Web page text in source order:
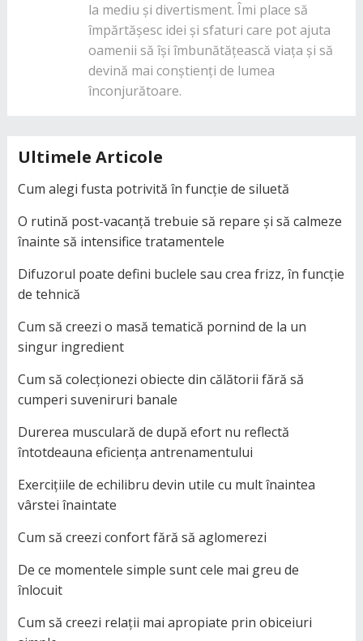
la mediu și divertisment. Îmi place să
împărtășesc idei și sfaturi care pot ajuta
oamenii să își îmbunătățească viața și să
devină mai conștienți de lumea
înconjurătoare.
Ultimele Articole
Cum alegi fusta potrivită în funcție de siluetă
O rutină post-vacanță trebuie să repare și să calmeze
înainte să intensifice tratamentele
Difuzorul poate defini buclele sau crea frizz, în funcție
de tehnică
Cum să creezi o masă tematică pornind de la un
singur ingredient
Cum să colecționezi obiecte din călătorii fără să
cumperi suveniruri banale
Durerea musculară de după efort nu reflectă
întotdeauna eficiența antrenamentului
Exercițiile de echilibru devin utile cu mult înaintea
vârstei înaintate
Cum să creezi confort fără să aglomerezi
De ce momentele simple sunt cele mai greu de
înlocuit
Cum să creezi relații mai apropiate prin obiceiuri